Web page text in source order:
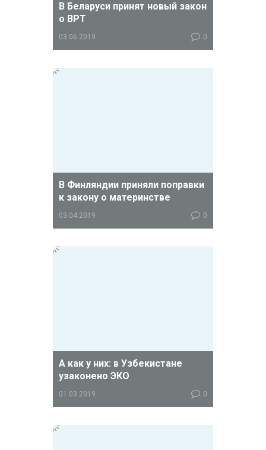
В Беларуси принят новый закон
о ВРТ
03.06.2019 0
чтении принял новую редакцию
В Финляндии приняли поправки
к закону о материнстве
03.04.2019 0
однополых женских пар, приняли в
А как у них: в Узбекистане
узаконено ЭКО
01.03.2019 0
"Об охране репродуктивного